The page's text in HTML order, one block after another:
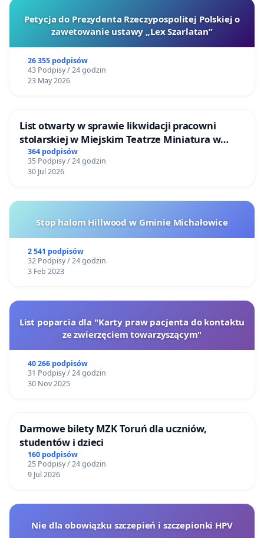
Petycja do Prezydenta Rzeczypospolitej Polskiej o
zawetowanie ustawy „Lex Szarlatan”
26 355 podpisów
43 Podpisy / 24 godzin
23 May 2026
List otwarty w sprawie likwidacji pracowni
stolarskiej w Miejskim Teatrze Miniatura w
Gdańsku
364 podpisów
35 Podpisy / 24 godzin
30 Jul 2026
Stop halom Hillwood w Gminie Michałowice
2 541 podpisów
32 Podpisy / 24 godzin
3 Feb 2023
List poparcia dla "Karty praw pacjenta do kontaktu
ze zwierzęciem towarzyszącym"
40 266 podpisów
31 Podpisy / 24 godzin
30 Nov 2025
Darmowe bilety MZK Toruń dla uczniów,
studentów i dzieci
160 podpisów
25 Podpisy / 24 godzin
9 Jul 2026
Nie dla obowiązku szczepień i szczepionki HPV